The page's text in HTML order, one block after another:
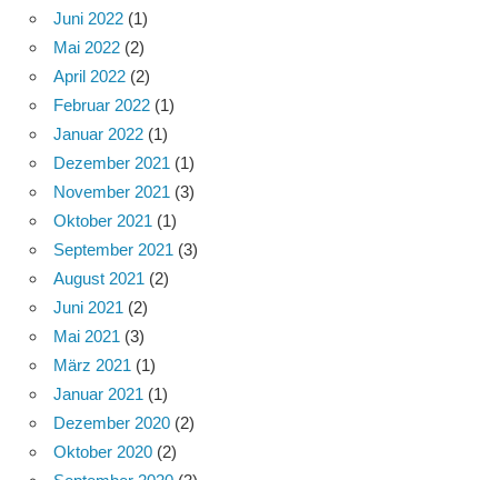
Juni 2022 (1)
Mai 2022 (2)
April 2022 (2)
Februar 2022 (1)
Januar 2022 (1)
Dezember 2021 (1)
November 2021 (3)
Oktober 2021 (1)
September 2021 (3)
August 2021 (2)
Juni 2021 (2)
Mai 2021 (3)
März 2021 (1)
Januar 2021 (1)
Dezember 2020 (2)
Oktober 2020 (2)